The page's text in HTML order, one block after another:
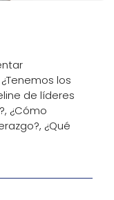
los
de líderes
¿Cómo
¿Qué